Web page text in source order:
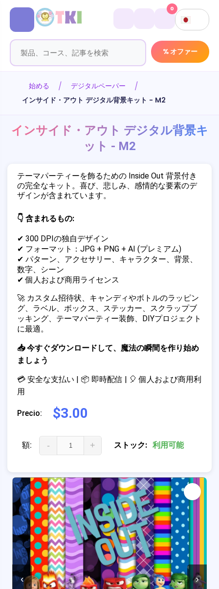
% オファー
0
始める
デジタルペーパー
インサイド・アウト デジタル背景キット - M2
‹ ›
インサイド・アウト デジタル背景キ
ット - M2
テーマパーティーを飾るための Inside Out 背景付き
の完全なキット。喜び、悲しみ、感情的な要素のデ
ザインが含まれています。
👇 含まれるもの:
✔ 300 DPIの独自デザイン
✔ フォーマット：JPG + PNG + AI (プレミアム)
✔ パターン、アクセサリー、キャラクター、背景、
数字、シーン
✔ 個人および商用ライセンス
🚀 カスタム招待状、キャンディやボトルのラッピン
グ、ラベル、ボックス、ステッカー、スクラップブ
ッキング、テーマパーティー装飾、DIYプロジェクト
に最適。
📥 今すぐダウンロードして、魔法の瞬間を作り始め
ましょう
💳 安全な支払い | 📦 即時配信 | 🎈 個人および商用利
用
Precio: $3.00
額: - + ストック: 利用可能